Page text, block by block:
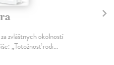
zvláštnych okolností
„Totožnosť rodi...